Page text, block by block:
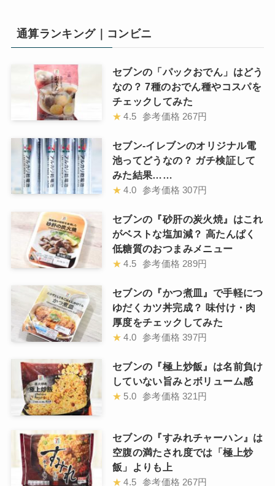
通算ランキング｜コンビニ
セブンの「パックおでん」はどう
なの？ 7種のおでん種やコスパを
チェックしてみた
★ 4.5 参考価格 267円
セブン-イレブンのオリジナル電
池ってどうなの？ ガチ検証して
みた結果……
★ 4.0 参考価格 307円
セブンの『砂肝の炭火焼』はこれ
がベストな塩加減？ 高たんぱく
低糖質のおつまみメニュー
★ 4.5 参考価格 289円
セブンの『かつ煮皿』で手軽につ
ゆだくカツ丼完成？ 味付け・肉
厚度をチェックしてみた
★ 4.0 参考価格 397円
セブンの『極上炒飯』は名前負け
していない旨みとボリューム感
★ 5.0 参考価格 321円
セブンの『すみれチャーハン』は
空腹の満たされ度では「極上炒
飯」よりも上
★ 4.5 参考価格 267円